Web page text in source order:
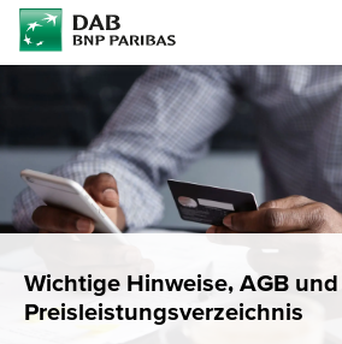
Wichtige Hinweise, AGB und
Preisleistungsverzeichnis